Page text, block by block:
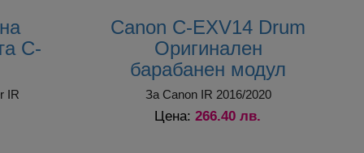
C-
IR
Canon C-EXV14 Drum
Оригинален
барабанен модул
За Canon IR 2016/2020
Цена: 266.40 лв.